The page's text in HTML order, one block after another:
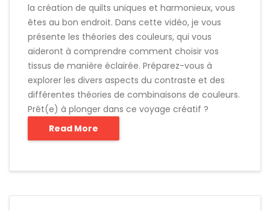
la création de quilts uniques et harmonieux, vous
êtes au bon endroit. Dans cette vidéo, je vous
présente les théories des couleurs, qui vous
aideront à comprendre comment choisir vos
tissus de manière éclairée. Préparez-vous à
explorer les divers aspects du contraste et des
différentes théories de combinaisons de couleurs.
Prêt(e) à plonger dans ce voyage créatif ?
Read More